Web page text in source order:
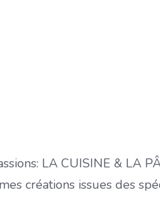
LA CUISINE & LA
créations issues des